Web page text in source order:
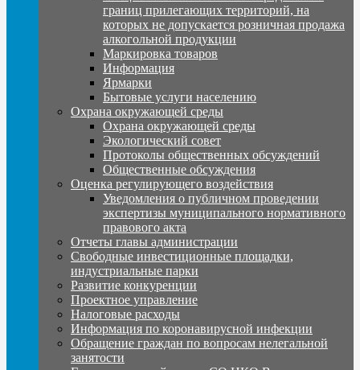
границ прилегающих территорий, на
которых не допускается розничная продажа
алкогольной продукции
Маркировка товаров
Информация
Ярмарки
Бытовые услуги населению
Охрана окружающей среды
Охрана окружающей среды
Экологический совет
Протоколы общественных обсуждений
Общественные обсуждения
Оценка регулирующего воздействия
Уведомления о публичном проведении
экспертизы муниципального нормативного
правового акта
Отчеты главы администрации
Свободные инвестиционные площадки,
индустриальные парки
Развитие конкуренции
Проектное управление
Налоговые расходы
Информация по коронавирусной инфекции
Обращение граждан по вопросам нелегальной
занятости